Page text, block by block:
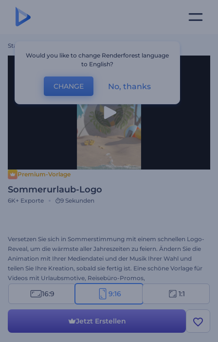
Startseite
Premium-Vorlage
Sommerurlaub-Logo
6K+ Exporte 9 Sekunden
Versetzen Sie sich in Sommerstimmung mit einem schnellen Logo-
Reveal, um die wärmste aller Jahreszeiten zu feiern. Ändern Sie die
Animation mit Ihrer Mediendatei und der Musik Ihrer Wahl und
teilen Sie Ihre Kreation, sobald sie fertig ist. Eine schöne Vorlage für
Videos mit Urlaubsmotive, Reisebüro-Promos,
Sommerverkaufsankündigungen und mehr. Legen Sie jetzt mit der
Gestaltung los!
16:9 9:16 1:1
Jetzt Erstellen
Would you like to change Renderforest language
to English?
CHANGE No, thanks